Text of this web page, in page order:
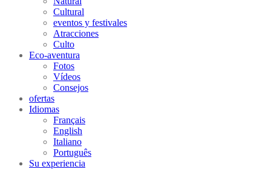
Cultural
eventos y festivales
Atracciones
Culto
Eco-aventura
Fotos
Vídeos
Consejos
ofertas
Idiomas
Français
English
Italiano
Português
Su experiencia